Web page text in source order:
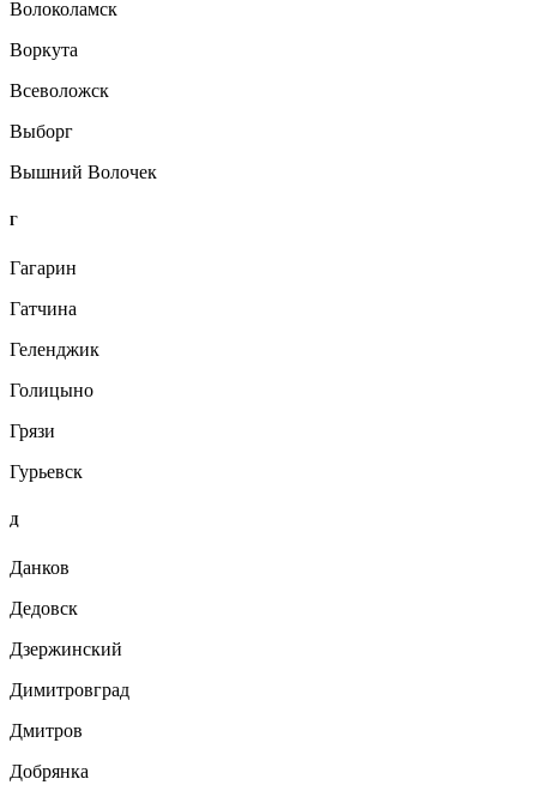
Волоколамск
Воркута
Всеволожск
Выборг
Вышний Волочек
Г
Гагарин
Гатчина
Геленджик
Голицыно
Грязи
Гурьевск
Д
Данков
Дедовск
Дзержинский
Димитровград
Дмитров
Добрянка